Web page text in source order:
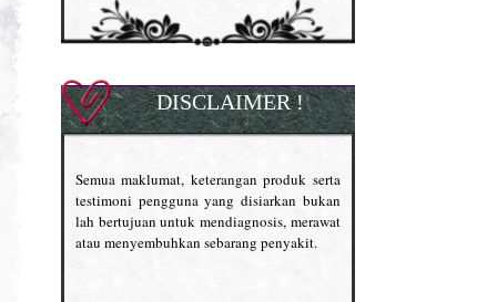
DISCLAIMER !
Semua maklumat, keterangan produk serta
testimoni pengguna yang disiarkan bukan
lah bertujuan untuk mendiagnosis, merawat
atau menyembuhkan sebarang penyakit.